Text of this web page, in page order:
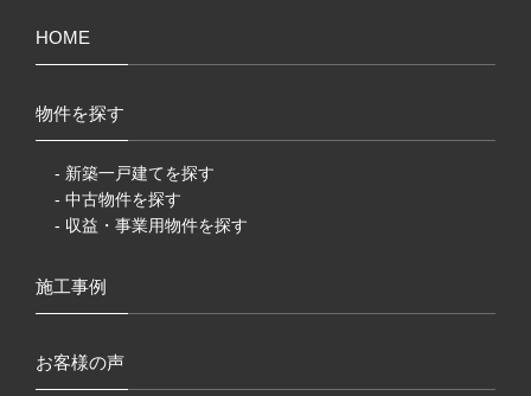
HOME
物件を探す
- 新築一戸建てを探す
- 中古物件を探す
- 収益・事業用物件を探す
施工事例
お客様の声